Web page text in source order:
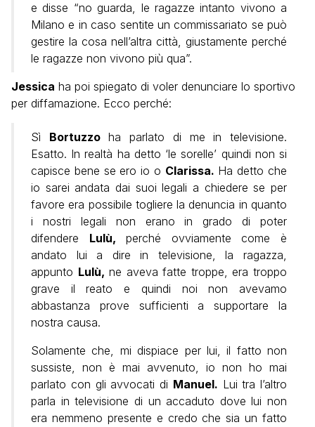
e disse “no guarda, le ragazze intanto vivono a
Milano e in caso sentite un commissariato se può
gestire la cosa nell’altra città, giustamente perché
le ragazze non vivono più qua”.
Jessica ha poi spiegato di voler denunciare lo sportivo
per diffamazione. Ecco perché:
Sì Bortuzzoha parlato di me in televisione.
Esatto. In realtà ha detto ‘le sorelle’ quindi non si
capisce bene se ero io o Clarissa. Ha detto che
io sarei andata dai suoi legali a chiedere se per
favore era possibile togliere la denuncia in quanto
i nostri legali non erano in grado di poter
difendere Lulù, perché ovviamente come è
andato lui a dire in televisione, la ragazza,
appunto Lulù, ne aveva fatte troppe, era troppo
grave il reato e quindi noi non avevamo
abbastanza prove sufficienti a supportare la
nostra causa.
Solamente che, mi dispiace per lui, il fatto non
sussiste, non è mai avvenuto, io non ho mai
parlato con gli avvocati di Manuel. Lui tra l’altro
parla in televisione di un accaduto dove lui non
era nemmeno presente e credo che sia un fatto